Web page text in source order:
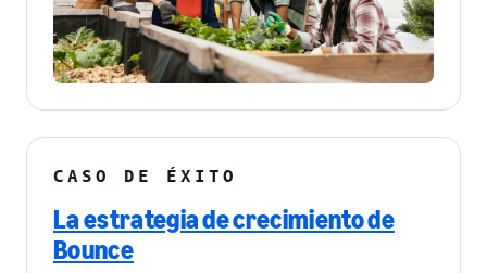
CASO DE ÉXITO
La estrategia de crecimiento de
Bounce